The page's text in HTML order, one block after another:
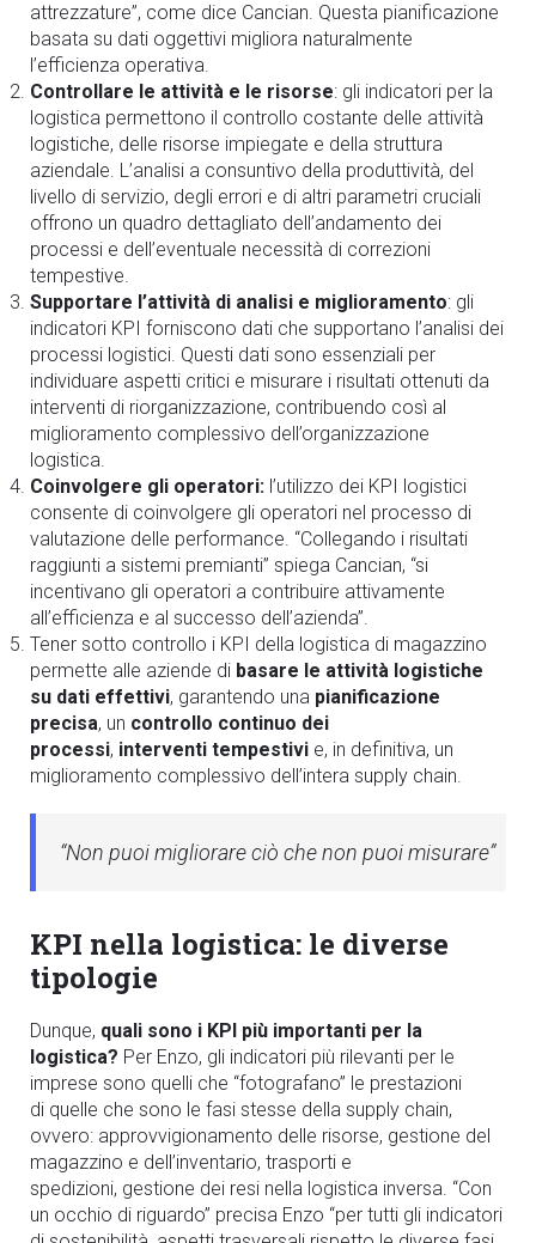
attrezzature”, come dice Cancian. Questa pianificazione
basata su dati oggettivi migliora naturalmente
l’efficienza operativa.
Controllare le attività e le risorse: gli indicatori per la
logistica permettono il controllo costante delle attività
logistiche, delle risorse impiegate e della struttura
aziendale. L’analisi a consuntivo della produttività, del
livello di servizio, degli errori e di altri parametri cruciali
offrono un quadro dettagliato dell’andamento dei
processi e dell’eventuale necessità di correzioni
tempestive.
Supportare l’attività di analisi e miglioramento: gli
indicatori KPI forniscono dati che supportano l’analisi dei
processi logistici. Questi dati sono essenziali per
individuare aspetti critici e misurare i risultati ottenuti da
interventi di riorganizzazione, contribuendo così al
miglioramento complessivo dell’organizzazione
logistica.
Coinvolgere gli operatori: l’utilizzo dei KPI logistici
consente di coinvolgere gli operatori nel processo di
valutazione delle performance. “Collegando i risultati
raggiunti a sistemi premianti” spiega Cancian, “si
incentivano gli operatori a contribuire attivamente
all’efficienza e al successo dell’azienda”.
Tener sotto controllo i KPI della logistica di magazzino
permette alle aziende di basare le attività logistiche
su dati effettivi, garantendo una pianificazione
precisa, un controllo continuo dei
processi, interventi tempestivi e, in definitiva, un
miglioramento complessivo dell’intera supply chain.
“Non puoi migliorare ciò che non puoi misurare”
KPI nella logistica: le diverse
tipologie
Dunque, quali sono i KPI più importanti per la
logistica? Per Enzo, gli indicatori più rilevanti per le
imprese sono quelli che “fotografano” le prestazioni
di quelle che sono le fasi stesse della supply chain,
ovvero: approvvigionamento delle risorse, gestione del
magazzino e dell’inventario, trasporti e
spedizioni, gestione dei resi nella logistica inversa. “Con
un occhio di riguardo” precisa Enzo “per tutti gli indicatori